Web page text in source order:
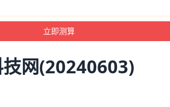
网(20240603)